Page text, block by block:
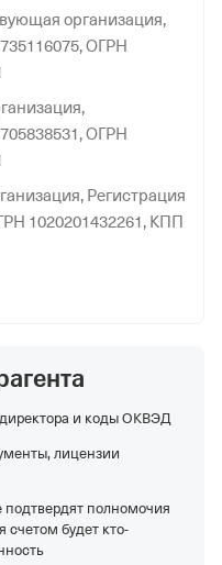
организация,
ОГРН
ОГРН
Регистрация
1020201432261, КПП
организация,
ЗАСТРОЙЩИК
1177746644646,КПП
директора и коды ОКВЭД
лицензии
полномочия
счетом будет кто-